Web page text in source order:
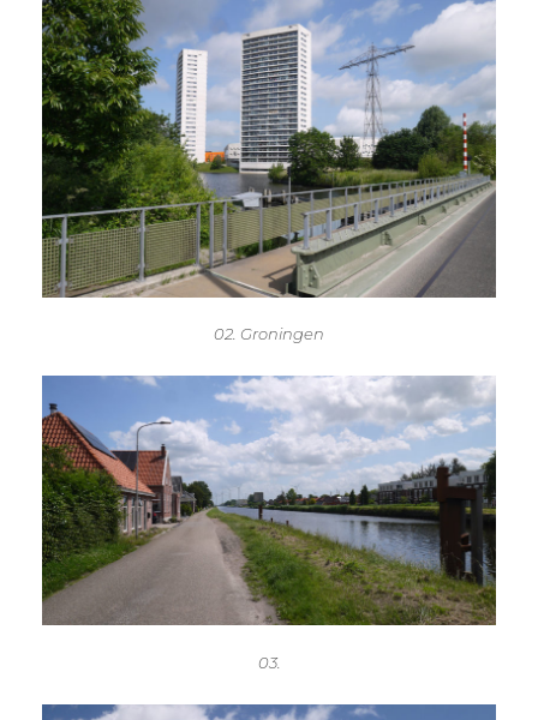
02. Groningen
03.